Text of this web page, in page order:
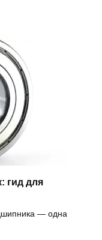
гид для
— одна